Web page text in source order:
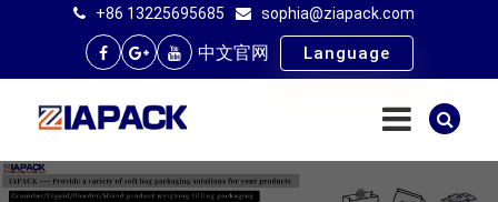
+86 13225695685 sophia@ziapack.com
中文官网 Language